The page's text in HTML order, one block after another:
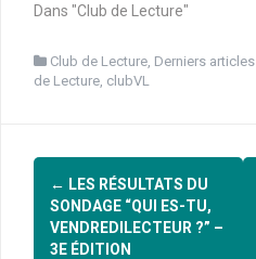
Dans "Club de Lecture"
Club de Lecture Derniers articles
de Lecture clubVL
Navigation
d'article
← LES RÉSULTATS DU
SONDAGE “QUI ES-TU,
VENDREDILECTEUR ?” –
3E ÉDITION